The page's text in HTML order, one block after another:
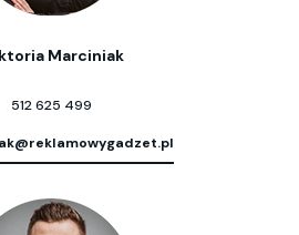
Marciniak
512 625 499